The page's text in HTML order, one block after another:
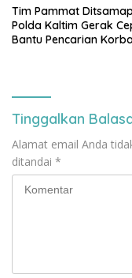
Tim Pammat
Polda Kaltim Gerak
Bantu Pencarian
Tinggalkan
Alamat email Anda
ditandai *